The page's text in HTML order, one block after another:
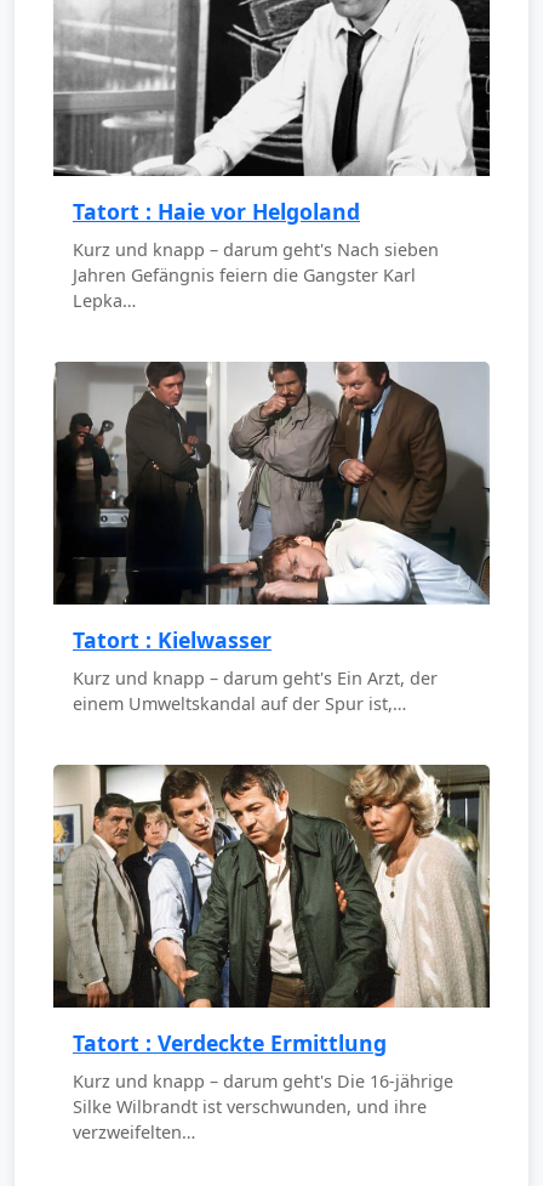
Tatort : Haie vor Helgoland
Kurz und knapp – darum geht's Nach sieben
Jahren Gefängnis feiern die Gangster Karl
Lepka…
Tatort : Kielwasser
Kurz und knapp – darum geht's Ein Arzt, der
einem Umweltskandal auf der Spur ist,…
Tatort : Verdeckte Ermittlung
Kurz und knapp – darum geht's Die 16-jährige
Silke Wilbrandt ist verschwunden, und ihre
verzweifelten…